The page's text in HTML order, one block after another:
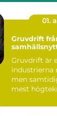
01.
Gruvdrift från berg till
Gruvdrift är
industrierna
men
mest